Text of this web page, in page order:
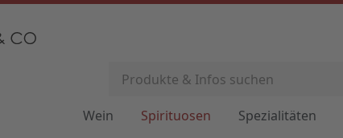
Wein Spirituosen Spezialitäten